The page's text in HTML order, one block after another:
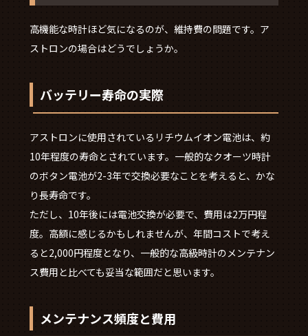
高機能な時計ほど気になるのが、維持費の問題です。ア
ストロンの場合はどうでしょうか。
バッテリー寿命の実際
アストロンに使用されているリチウムイオン電池は、約
10年程度の寿命とされています。一般的なクオーツ時計
のボタン電池が2-3年で交換必要なことを考えると、かな
り長寿命です。
ただし、10年後には電池交換が必要で、費用は2万円程
度。高額に感じるかもしれませんが、年間コストで考え
ると2,000円程度となり、一般的な高級時計のメンテナン
ス費用と比べても妥当な範囲だと思います。
メンテナンス頻度と費用